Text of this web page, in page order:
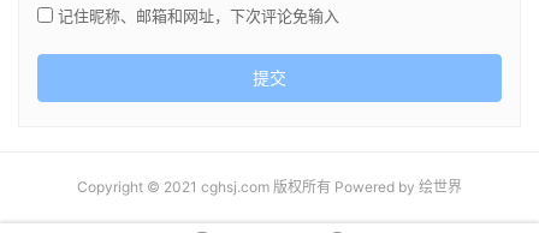
记住昵称、邮箱和网址，下次评论免输入
提交